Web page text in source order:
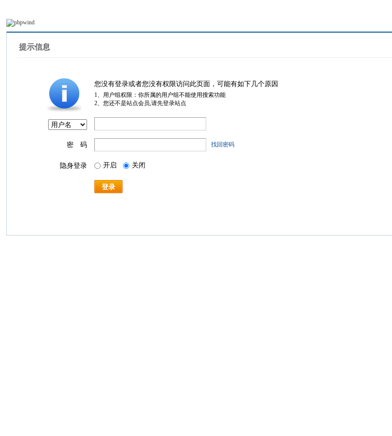
提示信息
您没有登录或者您没有权限访问此页面，可能有如下几个原因
1、用户组权限：你所属的用户组不能使用搜索功能
2、您还不是站点会员,请先登录站点
密 码 找回密码
隐身登录 开启 关闭
登录